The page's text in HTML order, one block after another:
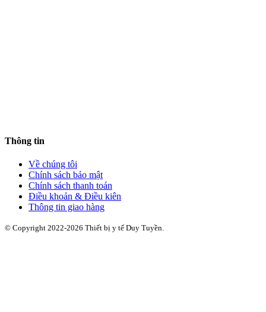
Thông tin
Về chúng tôi
Chính sách bảo mật
Chính sách thanh toán
Điều khoản & Điều kiên
Thông tin giao hàng
© Copyright 2022-2026 Thiết bị y tế Duy Tuyền.